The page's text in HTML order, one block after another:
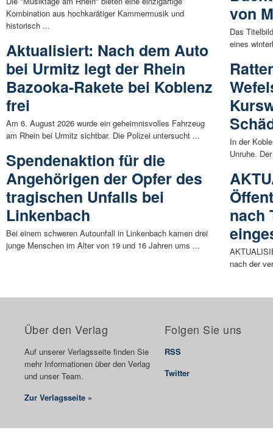
Kombination aus hochkarätiger Kammermusik und
historisch ...
Aktualisiert: Nach dem Auto
bei Urmitz legt der Rhein
Bazooka-Rakete bei Koblenz
frei
Am 6. August 2026 wurde ein geheimnisvolles Fahrzeug
am Rhein bei Urmitz sichtbar. Die Polizei untersucht ...
Spendenaktion für die
Angehörigen der Opfer des
tragischen Unfalls bei
Linkenbach
Bei einem schweren Autounfall in Linkenbach kamen drei
junge Menschen im Alter von 19 und 16 Jahren ums ...
von
Das
eines
In der
Unruhe.
nach
nach der
Über den Verlag
Auf unserer Verlagsseite finden Sie
mehr Informationen über den Verlag
und unser Team.
Zur Verlagsseite »
Folgen Sie uns
RSS
Twitter